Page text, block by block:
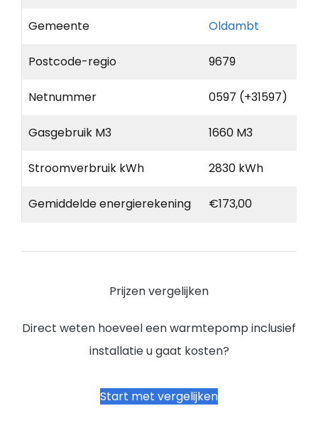
Gemeente Oldambt
Postcode-regio 9679
Netnummer 0597 (+31597)
Gasgebruik M3 1660 M3
Stroomverbruik kWh 2830 kWh
Gemiddelde energierekening €173,00
Prijzen vergelijken
Direct weten hoeveel een warmtepomp inclusief
installatie u gaat kosten?
Start met vergelijken